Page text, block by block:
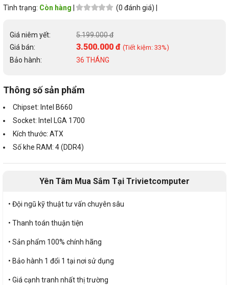
Tình trạng: Còn hàng (0 đánh giá) |
Giá niêm yết:
5.199.000 đ
Giá bán:
3.500.000 đ (Tiết kiệm: 33%)
Bảo hành: 36 THÁNG
Thông số sản phẩm
Chipset: Intel B660
Socket: Intel LGA 1700
Kích thước: ATX
Số khe RAM: 4 (DDR4)
Yên Tâm Mua Sắm Tại Trivietcomputer
• Đội ngũ kỹ thuật tư vấn chuyên sâu
• Thanh toán thuận tiện
• Sản phẩm 100% chính hãng
• Bảo hành 1 đổi 1 tại nơi sử dụng
• Giá cạnh tranh nhất thị trường